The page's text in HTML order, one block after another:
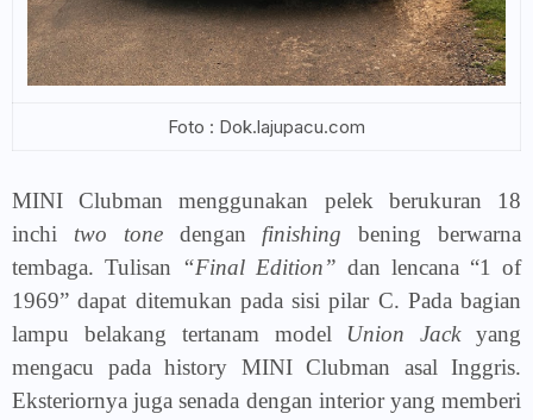
Foto : Dok.lajupacu.com
MINI Clubman menggunakan pelek berukuran 18
inchi two tonedengan finishing bening berwarna
tembaga. Tulisan “Final Edition” dan lencana “1 of
1969” dapat ditemukan pada sisi pilar C. Pada bagian
lampu belakang tertanam model Union Jackyang
mengacu pada history MINI Clubman asal Inggris.
Eksteriornya juga senada dengan interior yang memberi